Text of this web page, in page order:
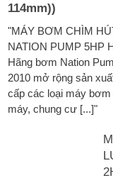
114mm))
"MÁY BƠM CHÌM
NATION PUMP 5HP
Hãng bơm Nation
2010 mở rộng sản
cấp các loại máy
máy, chung cư [...]"